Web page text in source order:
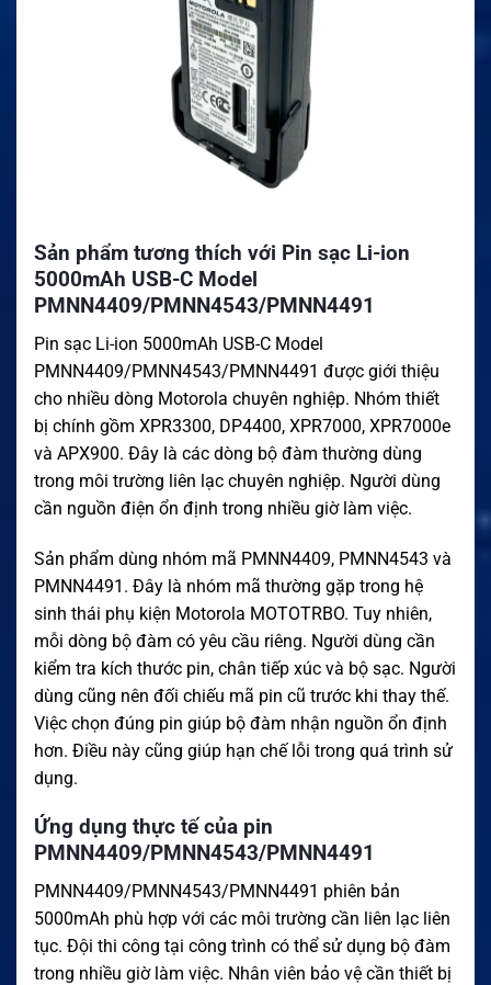
Sản phẩm tương thích với Pin sạc Li-ion
5000mAh USB-C Model
PMNN4409/PMNN4543/PMNN4491
Pin sạc Li-ion 5000mAh USB-C Model
PMNN4409/PMNN4543/PMNN4491 được giới thiệu
cho nhiều dòng Motorola chuyên nghiệp. Nhóm thiết
bị chính gồm XPR3300, DP4400, XPR7000, XPR7000e
và APX900. Đây là các dòng bộ đàm thường dùng
trong môi trường liên lạc chuyên nghiệp. Người dùng
cần nguồn điện ổn định trong nhiều giờ làm việc.
Sản phẩm dùng nhóm mã PMNN4409, PMNN4543 và
PMNN4491. Đây là nhóm mã thường gặp trong hệ
sinh thái phụ kiện Motorola MOTOTRBO. Tuy nhiên,
mỗi dòng bộ đàm có yêu cầu riêng. Người dùng cần
kiểm tra kích thước pin, chân tiếp xúc và bộ sạc. Người
dùng cũng nên đối chiếu mã pin cũ trước khi thay thế.
Việc chọn đúng pin giúp bộ đàm nhận nguồn ổn định
hơn. Điều này cũng giúp hạn chế lỗi trong quá trình sử
dụng.
Ứng dụng thực tế của pin
PMNN4409/PMNN4543/PMNN4491
PMNN4409/PMNN4543/PMNN4491 phiên bản
5000mAh phù hợp với các môi trường cần liên lạc liên
tục. Đội thi công tại công trình có thể sử dụng bộ đàm
trong nhiều giờ làm việc. Nhân viên bảo vệ cần thiết bị